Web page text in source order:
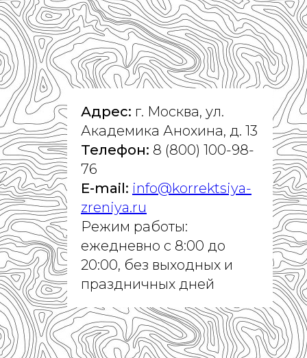
Адрес: г. Москва, ул.
Академика Анохина, д. 13
Телефон: 8 (800) 100-98-
76
E-mail: info@korrektsiya-
zreniya.ru
Режим работы:
ежедневно с 8:00 до
20:00, без выходных и
праздничных дней